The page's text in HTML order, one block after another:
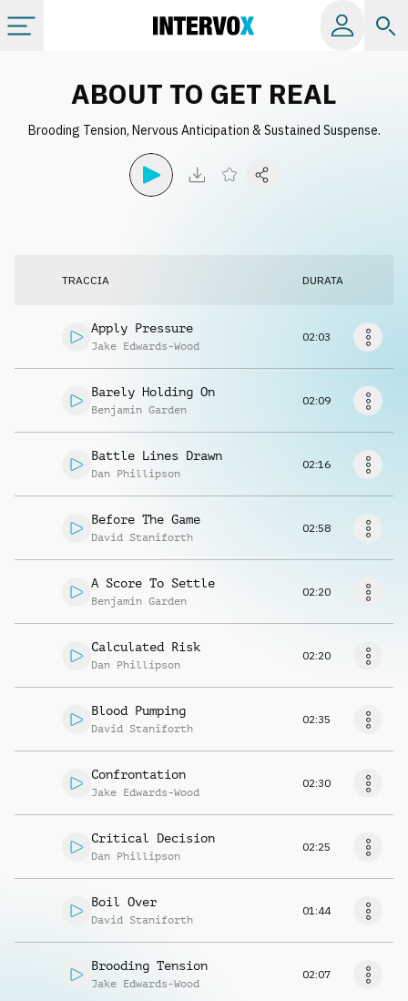
Album
Richiedi musica
ABOUT TO GET REAL
Brooding Tension, Nervous Anticipation & Sustained Suspense.
TRACCIA DURATA
Apply Pressure
Jake Edwards-Wood
02:03
Barely Holding On
Benjamin Garden
02:09
Battle Lines Drawn
Dan Phillipson
02:16
Before The Game
David Staniforth
02:58
A Score To Settle
Benjamin Garden
02:20
Calculated Risk
Dan Phillipson
02:20
Blood Pumping
David Staniforth
02:35
Confrontation
Jake Edwards-Wood
02:30
Critical Decision
Dan Phillipson
02:25
Boil Over
David Staniforth
01:44
Brooding Tension
Jake Edwards-Wood
02:07